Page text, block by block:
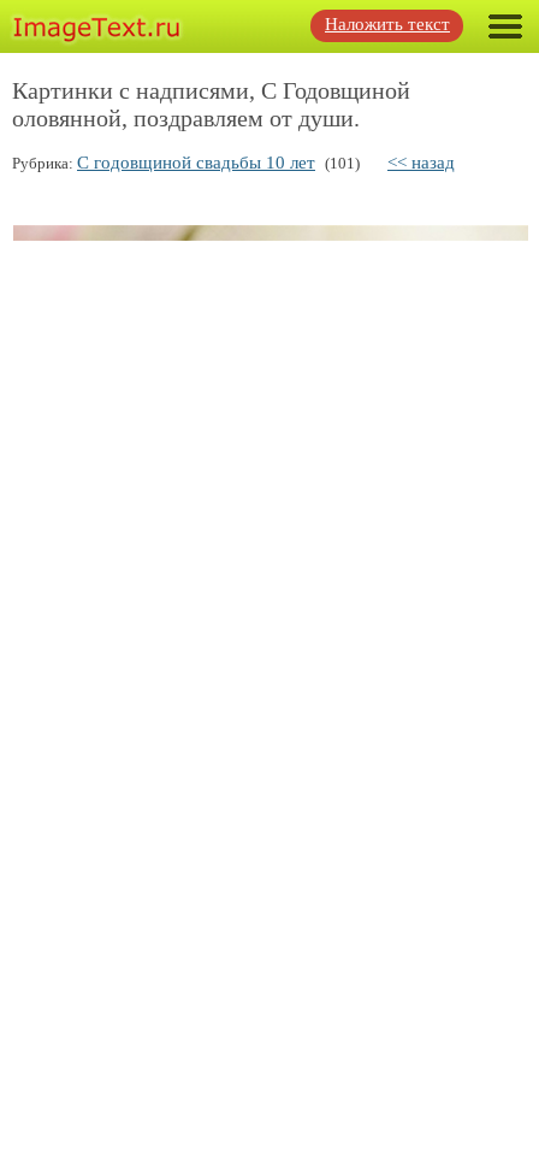
Наложить текст
Картинки с надписями, С Годовщиной
оловянной, поздравляем от души.
Рубрика: С годовщиной свадьбы 10 лет (101) << назад